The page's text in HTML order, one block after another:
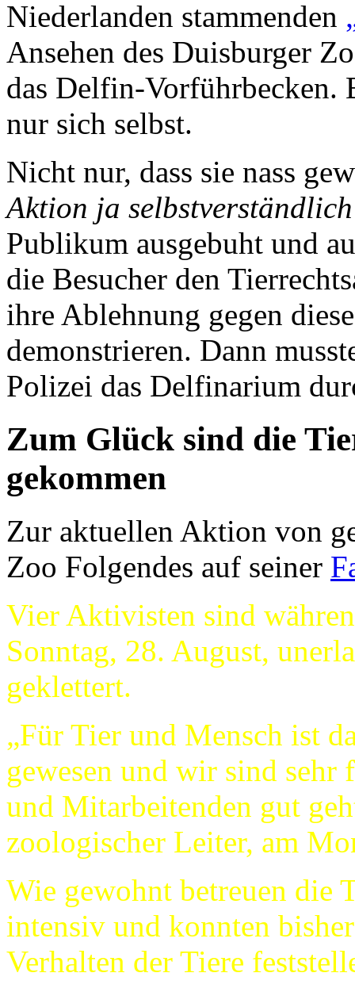
Niederlanden stammenden
Ansehen des Duisburger
das Delfin-Vorführbecken.
nur sich selbst.
Nicht nur, dass sie nass
Aktion ja
Publikum ausgebuht und
die Besucher den
ihre Ablehnung gegen
demonstrieren. Dann
Polizei das Delfinarium
Zum Glück sind die
gekommen
Zur aktuellen Aktion von
Zoo Folgendes auf seiner
Vier Aktivisten sind
Sonntag, 28. August,
geklettert.
„Für Tier und Mensch ist
gewesen und wir sind sehr
und Mitarbeitenden gut
zoologischer Leiter, am
Wie gewohnt betreuen die
intensiv und konnten
Verhalten der Tiere